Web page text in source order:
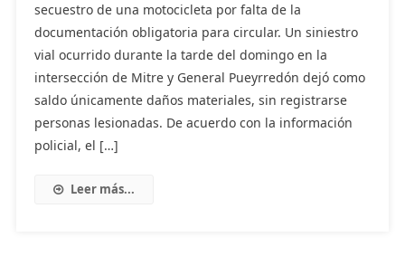
secuestro de una motocicleta por falta de la
documentación obligatoria para circular. Un siniestro
vial ocurrido durante la tarde del domingo en la
intersección de Mitre y General Pueyrredón dejó como
saldo únicamente daños materiales, sin registrarse
personas lesionadas. De acuerdo con la información
policial, el […]
Leer más...